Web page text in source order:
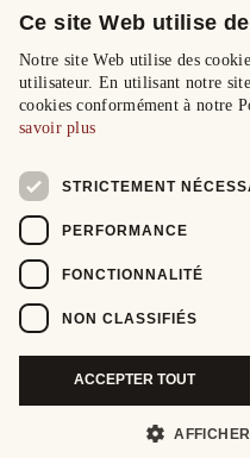
Ce site Web utilise
Notre site Web utilise des
utilisateur. En utilisant notre
cookies conformément à notre
savoir plus
STRICTEMENT
PERFORMANCE
FONCTIONNALITÉ
NON CLASSIFIÉS
ACCEPTER TOUT